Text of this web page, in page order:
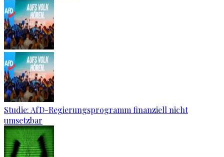
Studie: AfD-Regierungsprogramm finanziell nicht
umsetzbar